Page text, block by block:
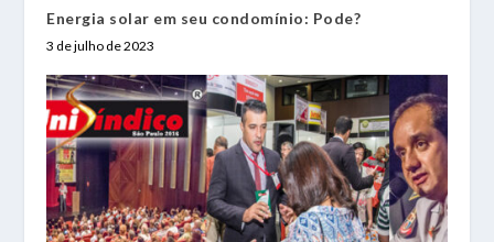
Energia solar em seu condomínio: Pode?
3 de julho de 2023